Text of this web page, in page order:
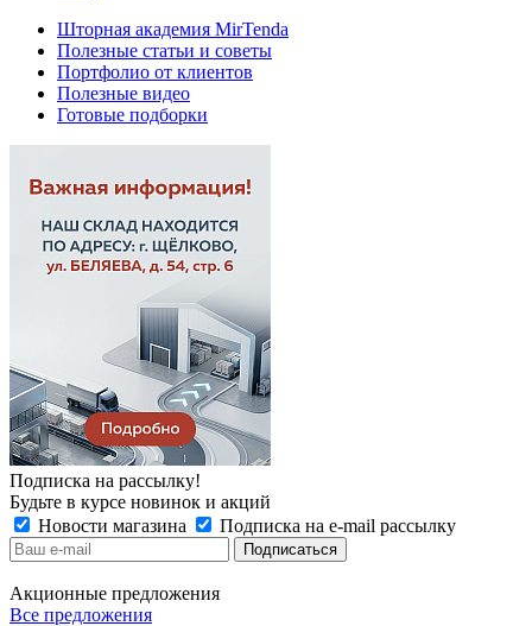
Шторная академия MirTenda
Полезные статьи и советы
Портфолио от клиентов
Полезные видео
Готовые подборки
Подписка на рассылку!
Будьте в курсе новинок и акций
Новости магазина
Подписка на e-mail рассылку
Акционные предложения
Все предложения